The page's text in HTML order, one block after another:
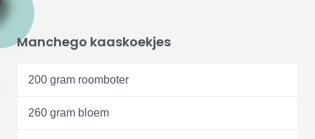
Manchego kaaskoekjes
200 gram roomboter
260 gram bloem